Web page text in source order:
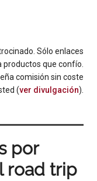
Sólo enlaces
productos que confío.
comisión sin coste
(ver divulgación).
por
road trip